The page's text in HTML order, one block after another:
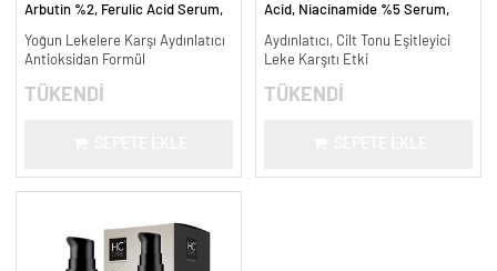
Arbutin %2, Ferulic Acid Serum,
ml.
Yoğun Lekelere Karşı Aydınlatıcı
Antioksidan Formül
TÜKENDİ
Acid, Niacinamide %5 Serum,
ml.
Aydınlatıcı, Cilt Tonu Eşitleyici
Leke Karşıtı Etki
TÜKENDİ